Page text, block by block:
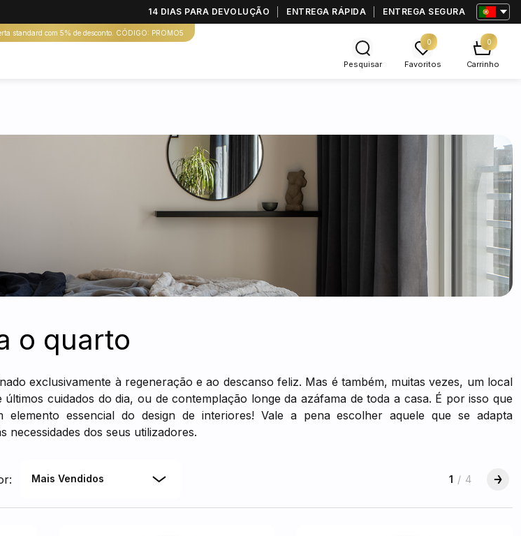
14 DIAS PARA DEVOLUÇÃO ENTREGA RÁPIDA ENTREGA SEGURA
standard com 5% de desconto. CÓDIGO: PROMO5
Pesquisar
0
Favoritos
0
Carrinho
o quarto
exclusivamente à regeneração e ao descanso feliz. Mas é também, muitas vezes, um local
cuidados do dia, ou de contemplação longe da azáfama de toda a casa. É por isso que
elemento essencial do design de interiores! Vale a pena escolher aquele que se adapta
necessidades dos seus utilizadores.
Mais Vendidos 1 / 4